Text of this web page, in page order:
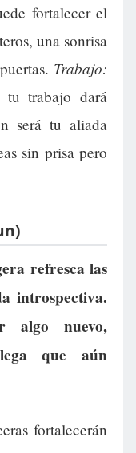
fortalecer el
una sonrisa
Trabajo:
tu trabajo dará
será tu aliada
sin prisa pero
refresca las
introspectiva.
algo nuevo,
que aún
fortalecerán